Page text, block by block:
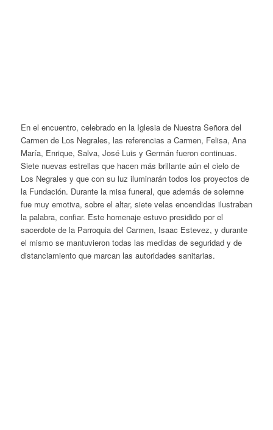
En el encuentro, celebrado en la Iglesia de Nuestra Señora del
Carmen de Los Negrales, las referencias a Carmen, Felisa, Ana
María, Enrique, Salva, José Luis y Germán fueron continuas.
Siete nuevas estrellas que hacen más brillante aún el cielo de
Los Negrales y que con su luz iluminarán todos los proyectos de
la Fundación. Durante la misa funeral, que además de solemne
fue muy emotiva, sobre el altar, siete velas encendidas ilustraban
la palabra, confiar. Este homenaje estuvo presidido por el
sacerdote de la Parroquia del Carmen, Isaac Estevez, y durante
el mismo se mantuvieron todas las medidas de seguridad y de
distanciamiento que marcan las autoridades sanitarias.